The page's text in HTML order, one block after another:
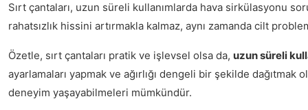
Sırt çantaları, uzun süreli kullanımlarda hava sirkülasyonu
rahatsızlık hissini artırmakla kalmaz, aynı zamanda cilt
Özetle, sırt çantaları pratik ve işlevsel olsa da, uzun süreli
ayarlamaları yapmak ve ağırlığı dengeli bir şekilde
deneyim yaşayabilmeleri mümkündür.